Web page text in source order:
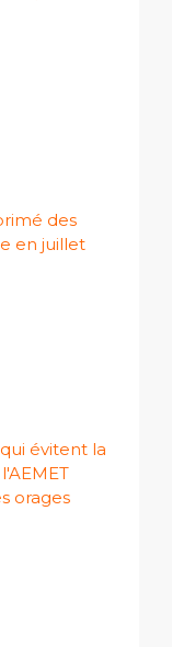
des
en juillet
évitent la
orages